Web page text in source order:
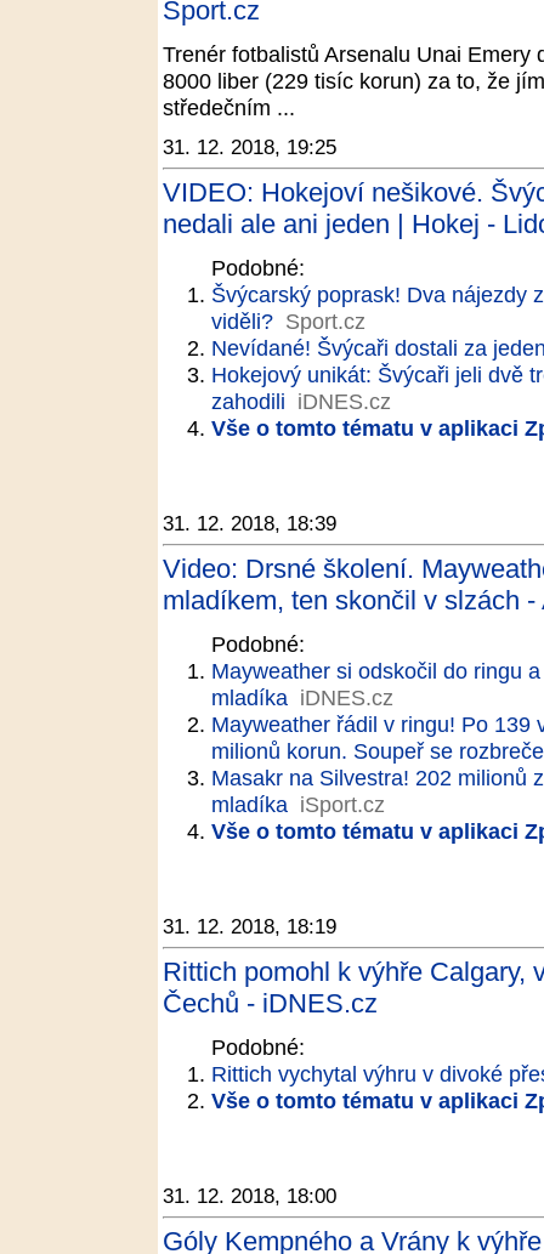
Sport.cz
Trenér fotbalistů Arsenalu Unai
8000 liber (229 tisíc korun) za to, že
středečním ...
31. 12. 2018, 19:25
VIDEO: Hokejoví nešikové.
nedali ale ani jeden | Hokej -
Podobné:
Švýcarský poprask! Dva nájezdy
viděli? Sport.cz
Nevídané! Švýcaři dostali za
Hokejový unikát: Švýcaři jeli dvě
zahodili iDNES.cz
Vše o tomto tématu v aplikaci
31. 12. 2018, 18:39
Video: Drsné školení.
mladíkem, ten skončil v slzách -
Podobné:
Mayweather si odskočil do ringu
mladíka iDNES.cz
Mayweather řádil v ringu! Po 139
milionů korun. Soupeř se
Masakr na Silvestra! 202 milionů
mladíka iSport.cz
Vše o tomto tématu v aplikaci
31. 12. 2018, 18:19
Rittich pomohl k výhře Calgary,
Čechů - iDNES.cz
Podobné:
Rittich vychytal výhru v divoké
Vše o tomto tématu v aplikaci
31. 12. 2018, 18:00
Góly Kempného a Vrány k